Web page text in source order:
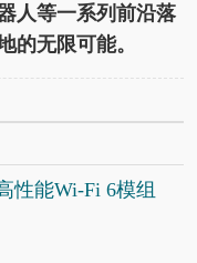
人等一系列前沿落
的无限可能。
性能Wi-Fi 6模组